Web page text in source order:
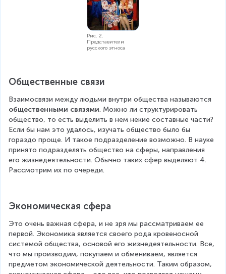
Рис. 2.
Представители
русского этноса
Общественные связи
Взаимосвязи между людьми внутри общества называются
общественными связями. Можно ли структурировать
общество, то есть выделить в нем некие составные части?
Если бы нам это удалось, изучать общество было бы
гораздо проще. И такое подразделение возможно. В науке
принято подразделять общество на сферы, направления
его жизнедеятельности. Обычно таких сфер выделяют 4.
Рассмотрим их по очереди.
Экономическая сфера
Это очень важная сфера, и не зря мы рассматриваем ее
первой. Экономика является своего рода кровеносной
системой общества, основой его жизнедеятельности. Все,
что мы производим, покупаем и обмениваем, является
предметом экономической деятельности. Таким образом,